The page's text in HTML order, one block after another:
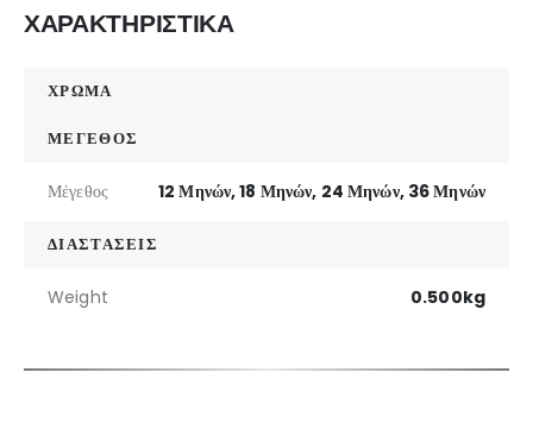
ΧΑΡΑΚΤΗΡΙΣΤΙΚΑ
ΧΡΩΜΑ
ΜΕΓΕΘΟΣ
Μέγεθος 12 Μηνών, 18 Μηνών, 24 Μηνών, 36 Μηνών
ΔΙΑΣΤΑΣΕΙΣ
Weight 0.500kg